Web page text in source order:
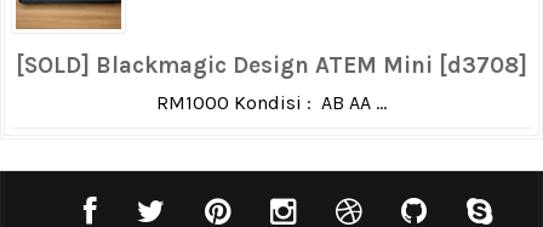
[SOLD] Blackmagic Design ATEM Mini [d3708]
RM1000 Kondisi : AB AA ...